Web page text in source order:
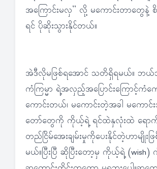
အကြောင်းမလှ” လို့ မကောင်းတာတွေ
ရင် ပိုဆိုးသွားနိုင်တယ်။
အဲဒီလိုမဖြစ်ရအောင် သတိရှိရမယ်။ ဘယ်သူ
ကံကြမ္မာ ရဲ့အလှည့်အပြောင်းကြောင့်ကံက
ကောင်းတယ်၊ မကောင်းတဲ့အခါ မကောင်
တော်တွေကို ကိုယ့်ရဲ့ ရင်ထဲနှလုံးထဲ ရော
တည်ငြိမ်အေးချမ်းမှုကိုပေးနိုင်တဲ့ဟာမျိုး
မယ်။ပြီးပြီ ဆိုပြီးတော့မှ ကိုယ့်ရဲ့ (wish)